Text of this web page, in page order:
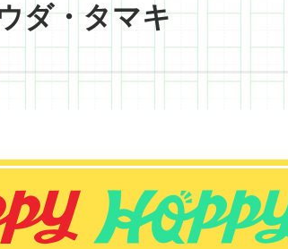
ダ・タマキ